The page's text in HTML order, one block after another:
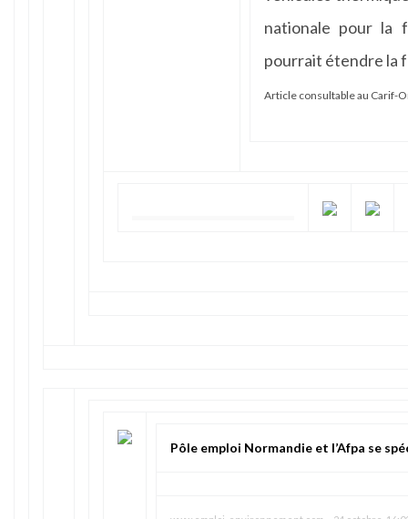
nationale pour la
pourrait étendre la
Article consultable au Carif-
Pôle emploi Normandie et l’Afpa se